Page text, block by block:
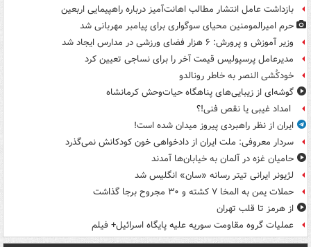
بازداشت عامل انتشار مطالب اهانت‌آمیز درباره راهپیمایی اربعین
حرم امیرالمومنین محیای سوگواری برای پیامبر مهربانی شد
وزیر آموزش و پرورش: ۶ هزار فضای ورزشی در مدارس ایجاد شد
مدیرعامل پرسپولیس قیمت آخر را برای نساجی تعیین کرد
خودکُشی النصر به خاطر رونالدو
گوشه‌ای از زیبایی‌های پناهگاه‌ حیات‌وحش کرمانشاه
امداد غیبی یا نقص فنی!؟
ایران از نظر راهبردی پیروز میدان شده است!
سردار معروفی: ملت ایران از دادخواهی خون کودکانش نمی‌گذرد
حامیان غزه در آلمان به خیابان‌ها آمدند
لژیونر ایرانی تیتر رسانه «سان» انگلیس شد
حملات یمن به المخا ۷ کشته و ۳۰ مجروح برجا گذاشت
از هرمز تا قلب تهران
عملیات گروه مقاومت سوریه علیه پایگاه اسرائیل+ فیلم